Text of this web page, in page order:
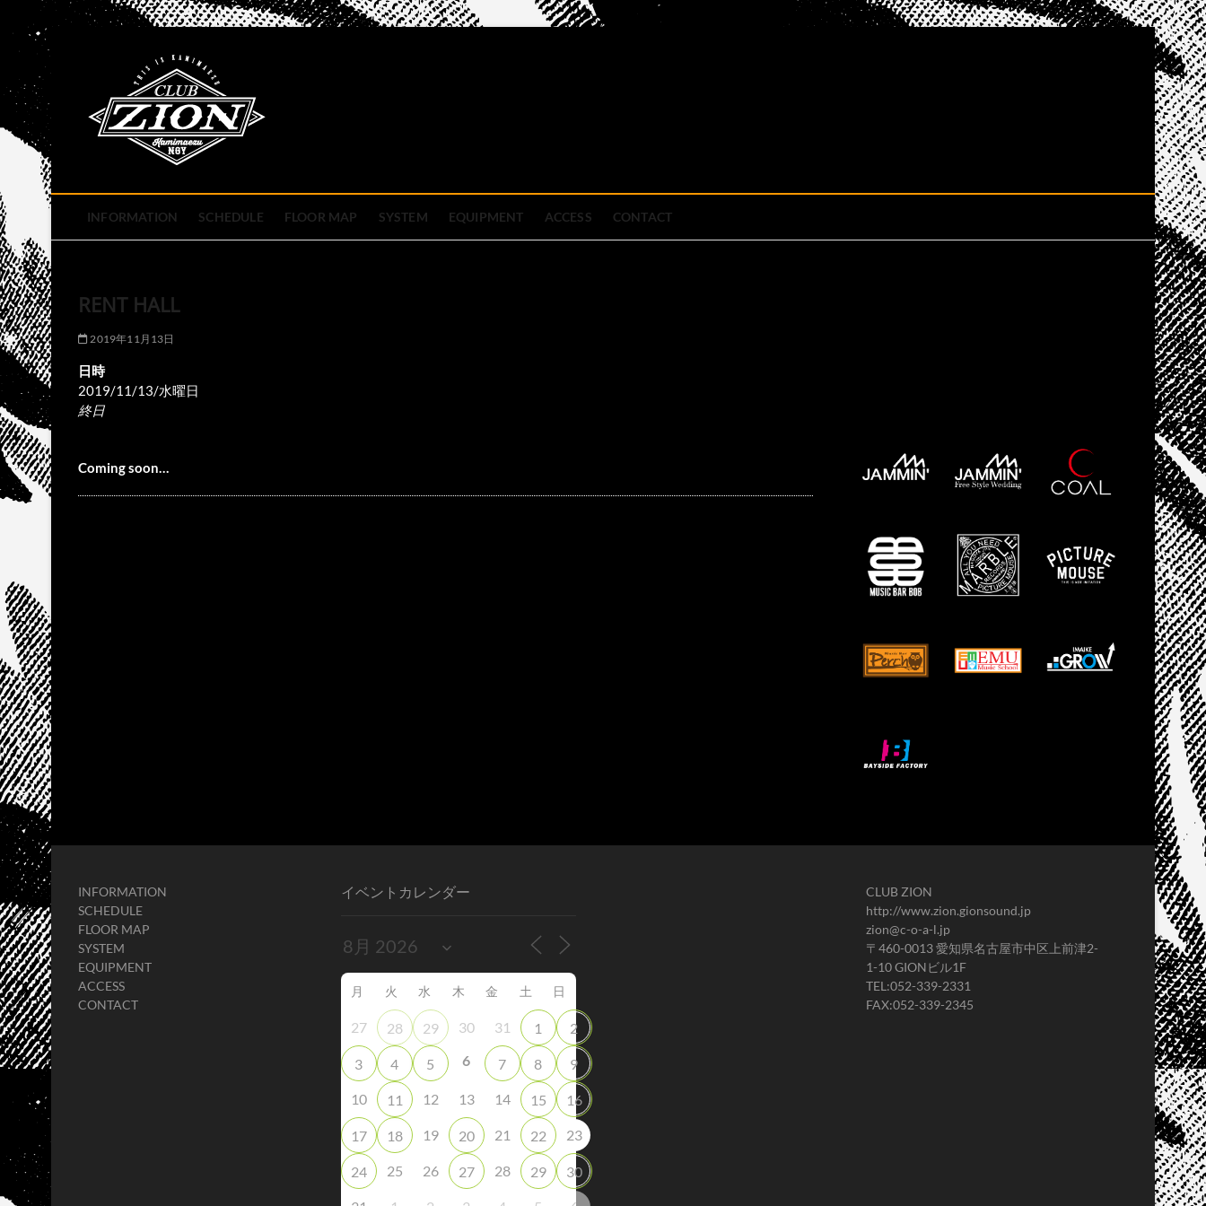
content
INFORMATION SCHEDULE FLOOR MAP SYSTEM EQUIPMENT ACCESS CONTACT
RENT HALL
2019年11月13日
日時
2019/11/13/水曜日
終日
Coming soon…
INFORMATION
SCHEDULE
FLOOR MAP
SYSTEM
EQUIPMENT
ACCESS
CONTACT
イベントカレンダー
月 火 水 木 金 土 日
27 28 29 30 31 1 2
3 4 5 6 7 8 9
10 11 12 13 14 15 16
17 18 19 20 21 22 23
24 25 26 27 28 29 30
CLUB ZION
http://www.zion.gionsound.jp
zion@c-o-a-l.jp
〒460-0013 愛知県名古屋市中区上前津2-
1-10 GIONビル1F
TEL:052-339-2331
FAX:052-339-2345